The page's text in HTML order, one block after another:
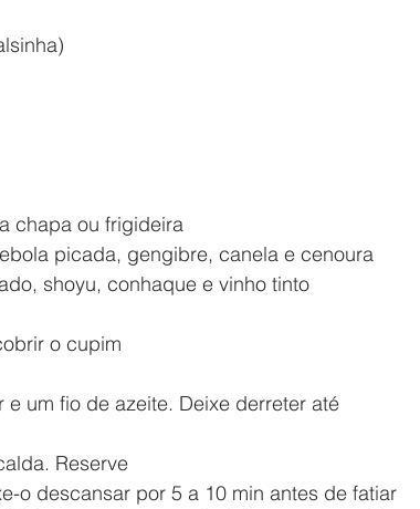
chapa ou frigideira
picada, gengibre, canela e cenoura
shoyu, conhaque e vinho tinto
o cupim
um fio de azeite. Deixe derreter até
Reserve
o descansar por 5 a 10 min antes de fatiar